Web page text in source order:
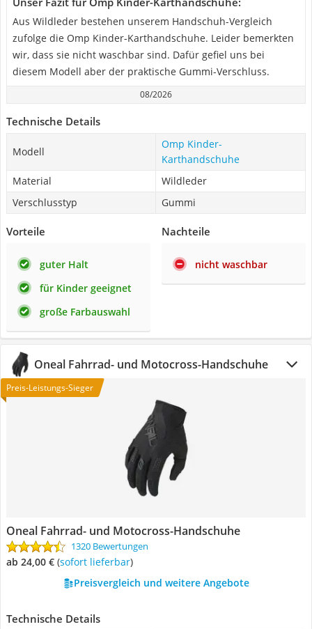
Aus Wildleder bestehen unserem Handschuh-Vergleich
zufolge die Omp Kinder-Karthandschuhe. Leider bemerkten
wir, dass sie nicht waschbar sind. Dafür gefiel uns bei
diesem Modell aber der praktische Gummi-Verschluss.
08/2026
Technische Details
Modell
Omp Kinder-
Karthandschuhe
Material
Wildleder
Verschlusstyp
Gummi
Vorteile
guter Halt
für Kinder geeignet
große Farbauswahl
Nachteile
nicht waschbar
Oneal Fahrrad- und Motocross-Handschuhe
Preis-Leistungs-Sieger
Oneal Fahrrad- und Motocross-Handschuhe
1320 Bewertungen
ab 24,00 € ( Sofort lieferbar)
Preisvergleich und weitere Angebote
Technische Details